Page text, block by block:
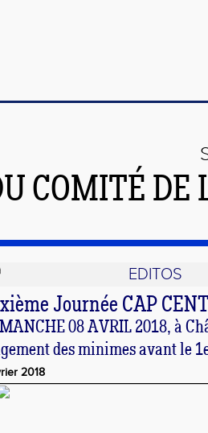
COMITÉ
EDITOS
Journée CAP
08 AVRIL 2018, à
des minimes avant le
2018